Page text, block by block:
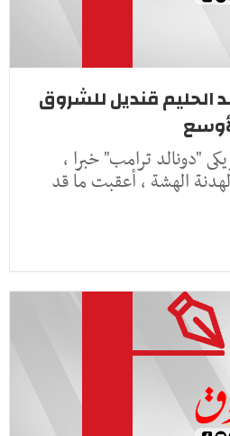
الحليم قنديل للشروق
"دونالد ترامب" خبرا ،
الهشة ، أعقبت ما قد